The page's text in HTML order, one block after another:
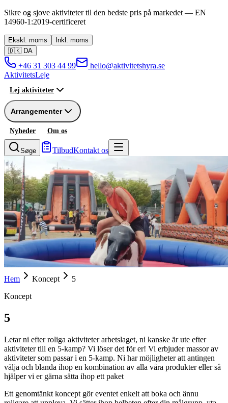
Sikre og sjove aktiviteter til den bedste pris på markedet — EN
14960-1:2019-certificeret
Ekskl. moms Inkl. moms
🇩🇰 DA
+46 31 303 44 99
hello@aktivitetshyra.se
AktivitetsLeje
Lej aktiviteter
Arrangementer
Nyheder Om os
Søge TilbudKontakt os
Hem Koncept
5
Koncept
5
Letar ni efter roliga aktiviteter arbetslaget, ni kanske är ute efter
aktiviteter till en 5-kamp? Vi löser det för er! Vi erbjuder massor av
aktiviteter som passar i en 5-kamp. Ni har möjligheter att antingen
välja och blanda ihop en kombination av alla våra produkter eller så
hjälper vi er gärna sätta ihop ett paket
Ett genomtänkt koncept gör eventet enkelt att boka och ännu